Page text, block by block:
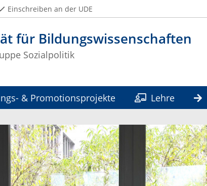
für Bildungswissenschaften
Sozialpolitik
Einschreiben an der UDE
& Promotionsprojekte Lehre